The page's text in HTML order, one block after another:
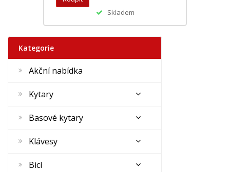
Skladem
Kategorie
Akční nabídka
Kytary
Basové kytary
Klávesy
Bicí